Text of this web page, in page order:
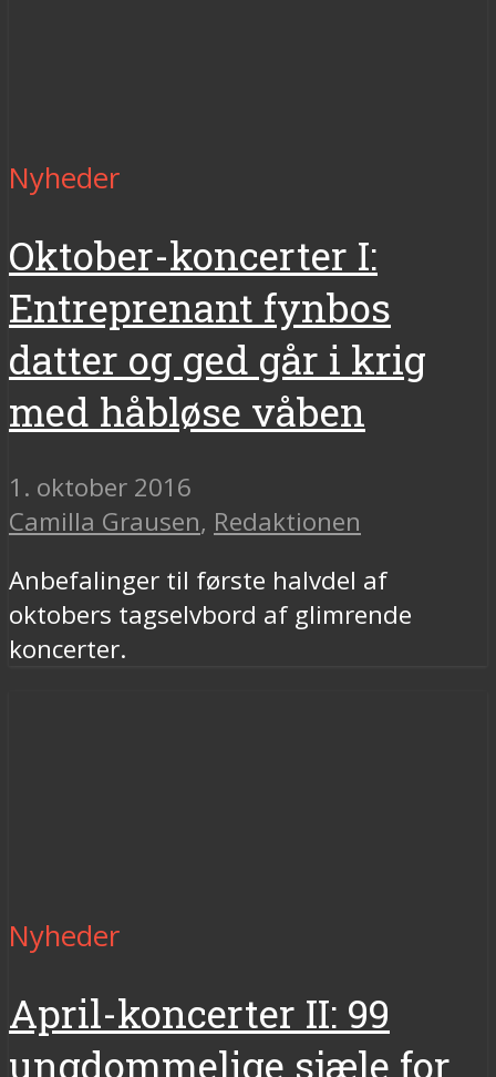
Nyheder
Oktober-koncerter I:
Entreprenant fynbos
datter og ged går i krig
med håbløse våben
1. oktober 2016
Camilla Grausen, Redaktionen
Anbefalinger til første halvdel af
oktobers tagselvbord af glimrende
koncerter.
Nyheder
April-koncerter II: 99
ungdommelige sjæle for